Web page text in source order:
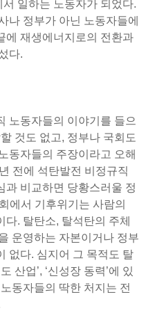
일하는 노동자가 되었다.
나 정부가 아닌 노동자들에
에 재생에너지로의 전환과
다.
노동자들의 이야기를 들으
것도 없고, 정부나 국회도
동자들의 주장이라고 오해
전에 석탄발전 비정규직
과 비교하면 당황스러울 정
에서 기후위기는 사람의
. 탈탄소, 탈석탄의 주체
운영하는 자본이거나 정부
없다. 심지어 그 목적도 탈
산업’, ‘신성장 동력’에 있
동자들의 딱한 처지는 전